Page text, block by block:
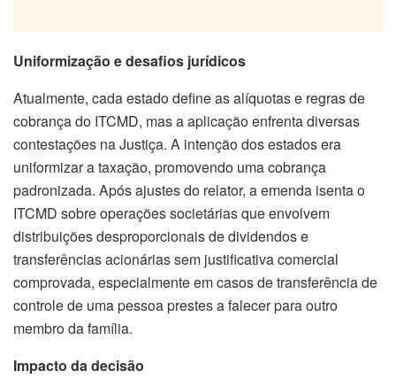
Uniformização e desafios jurídicos
Atualmente, cada estado define as alíquotas e regras de
cobrança do ITCMD, mas a aplicação enfrenta diversas
contestações na Justiça. A intenção dos estados era
uniformizar a taxação, promovendo uma cobrança
padronizada. Após ajustes do relator, a emenda isenta o
ITCMD sobre operações societárias que envolvem
distribuições desproporcionais de dividendos e
transferências acionárias sem justificativa comercial
comprovada, especialmente em casos de transferência de
controle de uma pessoa prestes a falecer para outro
membro da família.
Impacto da decisão